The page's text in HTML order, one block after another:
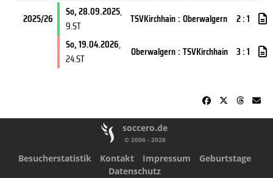
2025/26 So, 28.09.2025,
9.ST
TSVKirchhain: Oberwalgern
2 : 1
So, 19.04.2026,
24.ST
Oberwalgern: TSVKirchhain 3 : 1
soccero.de
© 2006 - 2026
Besucherstatistik Kontakt Impressum
Geburtstage
Datenschutz